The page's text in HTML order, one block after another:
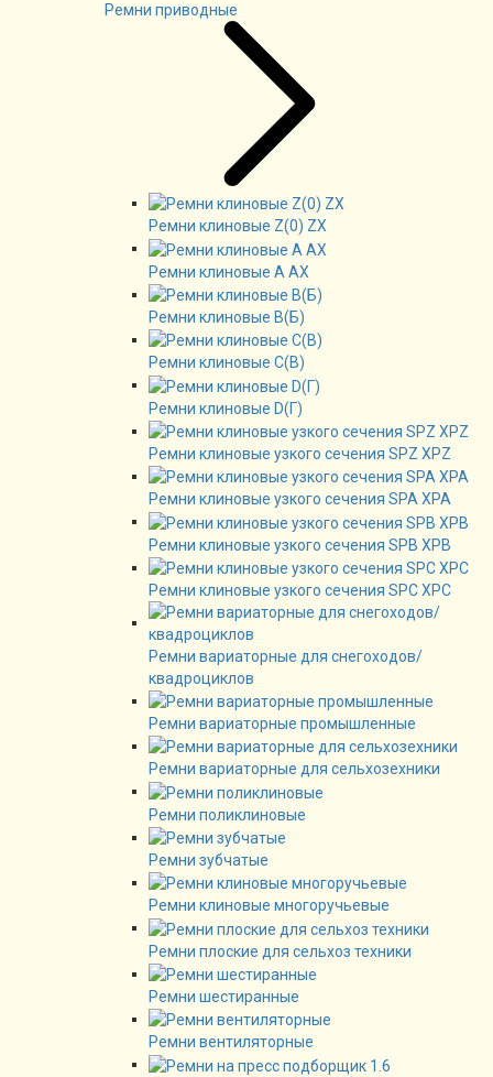
Ремни приводные
Ремни клиновые Z(0) ZX
Ремни клиновые А AX
Ремни клиновые В(Б)
Ремни клиновые C(B)
Ремни клиновые D(Г)
Ремни клиновые узкого сечения SPZ XPZ
Ремни клиновые узкого сечения SPA XPA
Ремни клиновые узкого сечения SPB XPB
Ремни клиновые узкого сечения SPC XPC
Ремни вариаторные для снегоходов/
квадроциклов
Ремни вариаторные промышленные
Ремни вариаторные для сельхозехники
Ремни поликлиновые
Ремни зубчатые
Ремни клиновые многоручьевые
Ремни плоские для сельхоз техники
Ремни шестиранные
Ремни вентиляторные